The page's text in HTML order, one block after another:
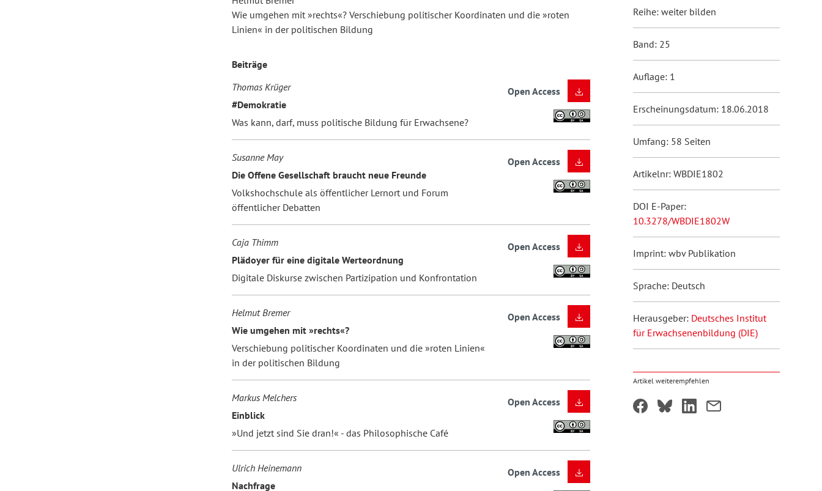
Wie umgehen mit »rechts«? Verschiebung politischer Koordinaten und die »roten
Linien« in der politischen Bildung
Beiträge
Thomas Krüger
#Demokratie
Was kann, darf, muss politische Bildung für Erwachsene?
Open Access
Susanne May
Die Offene Gesellschaft braucht neue Freunde
Volkshochschule als öffentlicher Lernort und Forum
öffentlicher Debatten
Open Access
Caja Thimm
Plädoyer für eine digitale Werteordnung
Digitale Diskurse zwischen Partizipation und Konfrontation
Open Access
Helmut Bremer
Wie umgehen mit »rechts«?
Verschiebung politischer Koordinaten und die »roten Linien«
in der politischen Bildung
Open Access
Markus Melchers
Einblick
»Und jetzt sind Sie dran!« - das Philosophische Café
Open Access
Ulrich Heinemann
Nachfrage
Open Access
Reihe: weiter bilden
Band: 25
Auflage: 1
Erscheinungsdatum: 18.06.2018
Umfang: 58 Seiten
Artikelnr: WBDIE1802
DOI E-Paper:
10.3278/WBDIE1802W
Imprint: wbv Publikation
Sprache: Deutsch
Herausgeber: Deutsches Institut
für Erwachsenenbildung (DIE)
Artikel weiterempfehlen